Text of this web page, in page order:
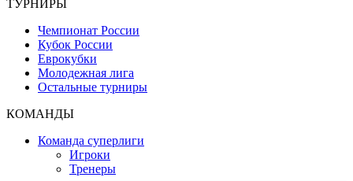
ТУРНИРЫ
Чемпионат России
Кубок России
Еврокубки
Молодежная лига
Остальные турниры
КОМАНДЫ
Команда суперлиги
Игроки
Тренеры